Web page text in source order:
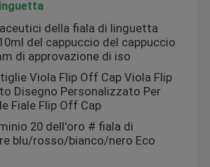
della fiala di linguetta
del cappuccio del cappuccio
di approvazione di iso
Viola Flip Off Cap Viola Flip
Disegno Personalizzato Per
Fiale Flip Off Cap
20 dell'oro # fiala di
blu/rosso/bianco/nero Eco